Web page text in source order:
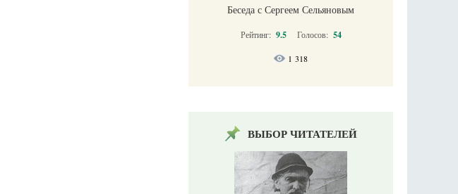
Беседа с Сергеем Сельяновым
Рейтинг: 9.5 Голосов: 54
1 318
ВЫБОР ЧИТАТЕЛЕЙ